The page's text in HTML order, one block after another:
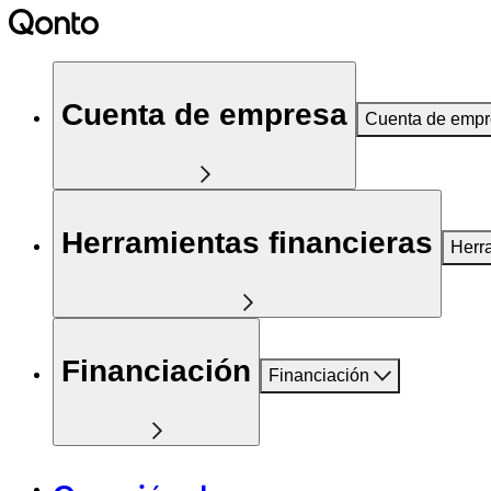
Cuenta de empresa Cuenta de
Herramientas financieras
Financiación Financiación